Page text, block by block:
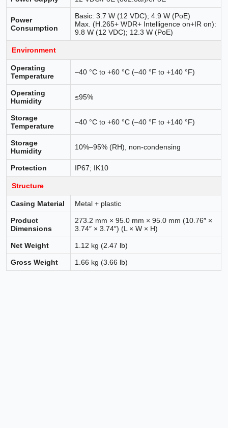
Power
Consumption
Basic: 3.7 W (12 VDC); 4.9 W (PoE)
Max. (H.265+ WDR+ Intelligence on+IR on):
9.8 W (12 VDC); 12.3 W (PoE)
Environment
Operating
Temperature
–40 °C to +60 °C (–40 °F to +140 °F)
Operating
Humidity
≤95%
Storage
Temperature
–40 °C to +60 °C (–40 °F to +140 °F)
Storage
Humidity
10%–95% (RH), non-condensing
Protection IP67; IK10
Structure
Casing Material Metal + plastic
Product
Dimensions
273.2 mm × 95.0 mm × 95.0 mm (10.76″ ×
3.74″ × 3.74″) (L × W × H)
Net Weight 1.12 kg (2.47 lb)
Gross Weight 1.66 kg (3.66 lb)